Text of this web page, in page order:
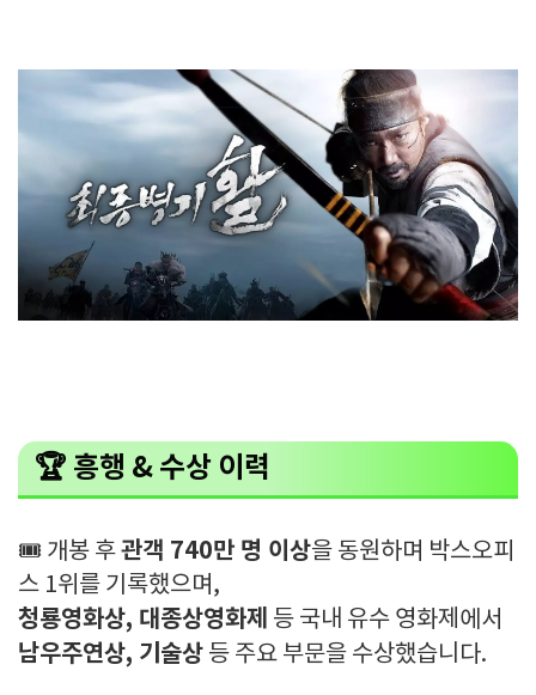
🏆 흥행 & 수상 이력
🎟️ 개봉 후관객 740만 명 이상을 동원하며 박스오피
스 1위를 기록했으며,
청룡영화상, 대종상영화제 등 국내 유수 영화제에서
남우주연상, 기술상 등 주요 부문을 수상했습니다.